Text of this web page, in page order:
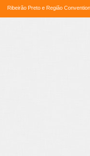
Ribeirão Preto e Região